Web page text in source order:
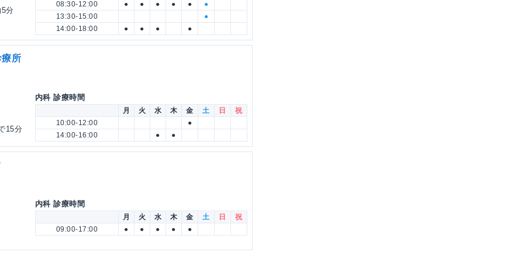
分
08:30-12:00 ● ● ● ● ●
●
13:30-15:00
●
14:00-18:00
● ● ● ●
所
15分
内科 診療時間
月 火 水 木 金 土 日
祝
10:00-12:00
●
14:00-16:00
● ●
内科 診療時間
月 火 水 木 金 土 日
祝
09:00-17:00
● ● ● ● ●